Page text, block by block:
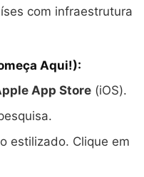
com infraestrutura
Aqui!):
App Store (iOS).
estilizado. Clique em